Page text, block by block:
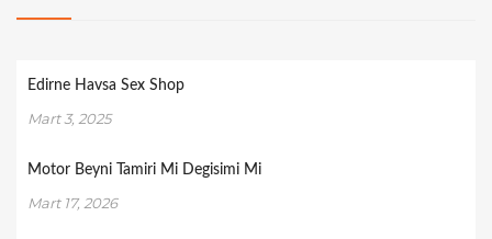
Edirne Havsa Sex Shop
Mart 3, 2025
Motor Beyni Tamiri Mi Degisimi Mi
Mart 17, 2026